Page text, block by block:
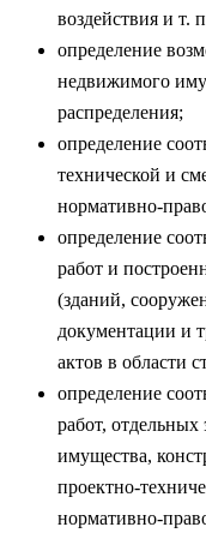
воздействия и т.
определение
недвижимого
распределения;
определение
технической и
нормативно-
определение
работ и
(зданий,
документации и
актов в области
определение
работ,
имущества,
проектно-
нормативно-